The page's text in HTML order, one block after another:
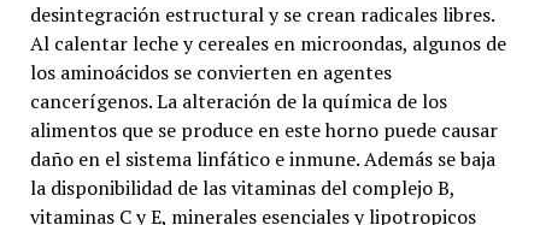
desintegración estructural y se crean radicales libres.
Al calentar leche y cereales en microondas, algunos de
los aminoácidos se convierten en agentes
cancerígenos. La alteración de la química de los
alimentos que se produce en este horno puede causar
daño en el sistema linfático e inmune. Además se baja
la disponibilidad de las vitaminas del complejo B,
vitaminas C y E, minerales esenciales y lipotropicos